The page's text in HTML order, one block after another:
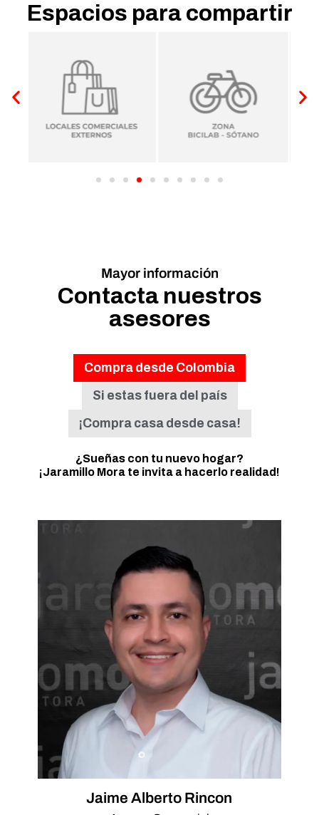
Espacios para compartir
Mayor información
Contacta nuestros
asesores
Compra desde Colombia
Si estas fuera del país
¡Compra casa desde casa!
¿Sueñas con tu nuevo hogar?
¡Jaramillo Mora te invita a hacerlo realidad!
Jaime Alberto Rincon